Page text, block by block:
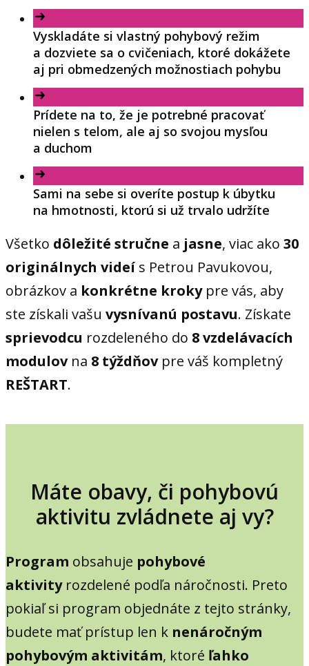
Vyskladáte si vlastný pohybový režim
a dozviete sa o cvičeniach, ktoré dokážete
aj pri obmedzených možnostiach pohybu
Prídete na to, že je potrebné pracovať
nielen s telom, ale aj so svojou mysľou
a duchom
Sami na sebe si overíte postup k úbytku
na hmotnosti, ktorú si už trvalo udržíte
Všetko dôležité stručne a jasne, viac ako 30
originálnych videís Petrou Pavukovou,
obrázkov a konkrétne krokypre vás, aby
ste získali vašu vysnívanú postavu. Získate
sprievodcu rozdeleného do 8 vzdelávacích
modulovna 8 týždňovpre váš kompletný
REŠTART.
Máte obavy, či pohybovú
aktivitu zvládnete aj vy?
Program obsahuje pohybové
aktivityrozdelené podľa náročnosti. Preto
pokiaľ si program objednáte z tejto stránky,
budete mať prístup len k nenáročným
pohybovým aktivitám, ktoré ľahko